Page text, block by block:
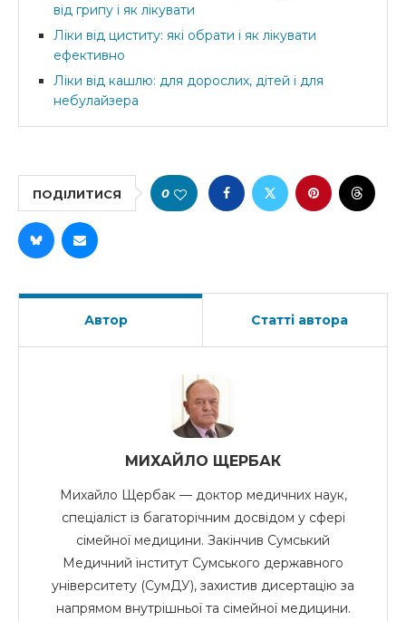
від грипу і як лікувати
Ліки від циститу: які обрати і як лікувати
ефективно
Ліки від кашлю: для дорослих, дітей і для
небулайзера
ПОДІЛИТИСЯ 0
Автор Статті автора
МИХАЙЛО ЩЕРБАК
Михайло Щербак — доктор медичних наук,
спеціаліст із багаторічним досвідом у сфері
сімейної медицини. Закінчив Сумський
Медичний інститут Сумського державного
університету (СумДУ), захистив дисертацію за
напрямом внутрішньої та сімейної медицини.